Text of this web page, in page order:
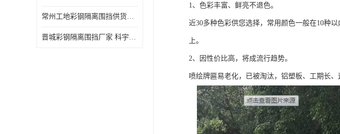
常州工地彩钢隔离围挡供货商 科宇钢构工程
晋城彩钢隔离围挡厂家 科宇钢构工程
1、色彩丰富、鲜亮不退色。
近30多种色彩供您选择，常用颜色一般在10种
上。
2、因性价比高，将成流行趋势。
喷绘牌匾易老化，已被淘汰，铝塑板、工期长